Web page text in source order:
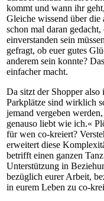
kommt und wann ihr
Gleiche wissend über
schon mal daran
einverstanden sein
gefragt, ob euer gutes
anderem sein konnte?
einfacher macht.
Da sitzt der Shopper
Parkplätze sind wirklich
jemand vergeben
genauso liebt wie ich.«
für wen co-kreiert?
erweitert diese
betrifft einen ganzen
Unterstützung in
bezüglich eurer Arbeit,
in eurem Leben zu co-